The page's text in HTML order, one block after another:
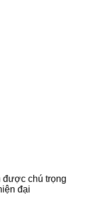
được chú trọng
đại